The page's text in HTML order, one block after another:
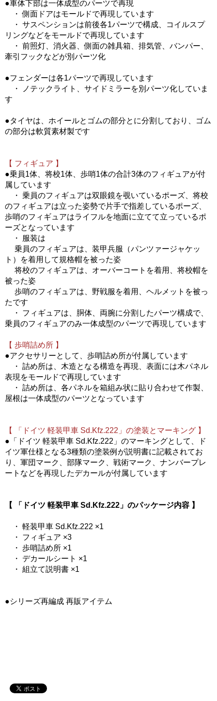
●車体下部は一体成型のパーツで再現
・ 側面ドアはモールドで再現しています
・ サスペンションは前後各1パーツで構成、コイルスプ
リングなどをモールドで再現しています
・ 前照灯、消火器、側面の雑具箱、排気管、バンパー、
牽引フックなどが別パーツ化
●フェンダーは各1パーツで再現しています
・ ノテックライト、サイドミラーを別パーツ化していま
す
●タイヤは、ホイールとゴムの部分とに分割しており、ゴム
の部分は軟質素材製です
【 フィギュア 】
●乗員1体、将校1体、歩哨1体の合計3体のフィギュアが付
属しています
・ 乗員のフィギュアは双眼鏡を覗いているポーズ、将校
のフィギュアは立った姿勢で片手で指差しているポーズ、
歩哨のフィギュアはライフルを地面に立てて立っているポ
ーズとなっています
・ 服装は
乗員のフィギュアは、装甲兵服（パンツァージャケッ
ト）を着用して規格帽を被った姿
将校のフィギュアは、オーバーコートを着用、将校帽を
被った姿
歩哨のフィギュアは、野戦服を着用、ヘルメットを被っ
たです
・ フィギュアは、胴体、両腕に分割したパーツ構成で、
乗員のフィギュアのみ一体成型のパーツで再現しています
【 歩哨詰め所 】
●アクセサリーとして、歩哨詰め所が付属しています
・ 詰め所は、木造となる構造を再現、表面には木パネル
表現をモールドで再現しています
・ 詰め所は、各パネルを箱組み状に貼り合わせて作製、
屋根は一体成型のパーツとなっています
【 「ドイツ 軽装甲車 Sd.Kfz.222」の塗装とマーキング 】
●「ドイツ 軽装甲車 Sd.Kfz.222」のマーキングとして、ド
イツ軍仕様となる3種類の塗装例が説明書に記載されてお
り、軍団マーク、部隊マーク、戦術マーク、ナンバープレ
ートなどを再現したデカールが付属しています
【 「ドイツ 軽装甲車 Sd.Kfz.222」のパッケージ内容 】
・ 軽装甲車 Sd.Kfz.222 ×1
・ フィギュア ×3
・ 歩哨詰め所 ×1
・ デカールシート ×1
・ 組立て説明書 ×1
●シリーズ再編成 再販アイテム